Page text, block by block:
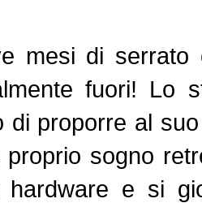
mesi di serrato
fuori! Lo
di proporre al
sogno
hardware e si